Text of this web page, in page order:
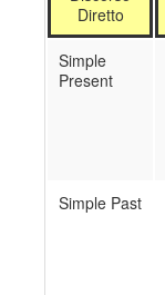
Diretto
Simple
Present
Simple Past